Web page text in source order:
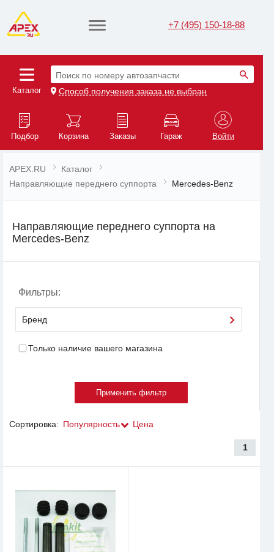
+7 (495) 150-18-88
Каталог
Поиск по номеру автозапчасти
Способ получения заказа не выбран
Подбор Корзина Заказы Гараж Войти
APEX.RU
Каталог
Направляющие переднего суппорта
Mercedes-Benz
Направляющие переднего суппорта на
Mercedes-Benz
Фильтры:
Бренд
Только наличие вашего магазина
Сортировка: Популярность Цена
1